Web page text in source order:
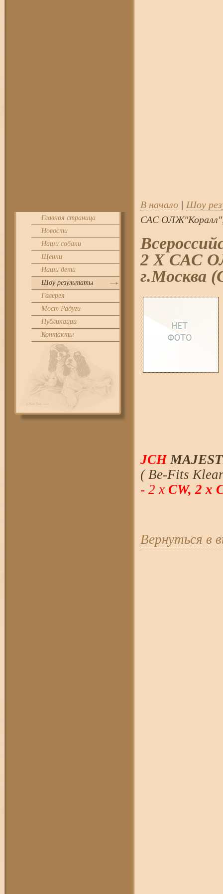
Главная страница
Новости
Наши собаки
Щенки
Наши дети
Шоу результаты
Галерея
Мост Радуги
Публикации
Контакты
В начало
Шоу
САС ОЛЖ"Коралл",
2 Х САС
г.Москва
JCH
( Be-Fits
- 2 х CW, 2 х
Вернуться в